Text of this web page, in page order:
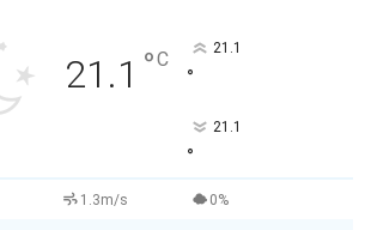
21.1 °C 21.1
°
21.1
°
1.3m/s 0%